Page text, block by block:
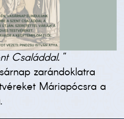
Családdal."
zarándoklatra
Máriapócsra a